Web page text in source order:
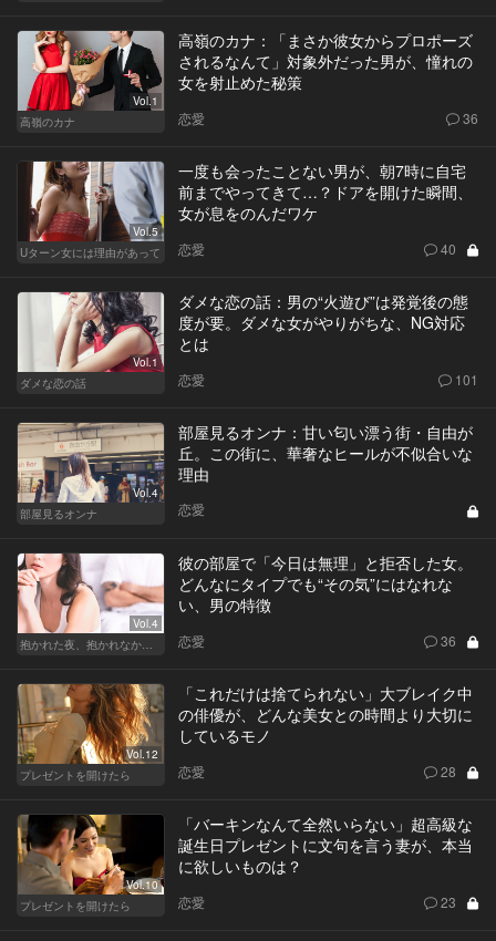
Vol.1
高嶺のカナ
高嶺のカナ：「まさか彼女からプロポーズ
されるなんて」対象外だった男が、憧れの
女を射止めた秘策
恋愛 36
Vol.5
Uターン女には理由があって
一度も会ったことない男が、朝7時に自宅
前までやってきて…？ドアを開けた瞬間、
女が息をのんだワケ
恋愛 40
Vol.1
ダメな恋の話
ダメな恋の話：男の“火遊び”は発覚後の態
度が要。ダメな女がやりがちな、NG対応
とは
恋愛 101
Vol.4
部屋見るオンナ
部屋見るオンナ：甘い匂い漂う街・自由が
丘。この街に、華奢なヒールが不似合いな
理由
恋愛
Vol.4
彼の部屋で「今日は無理」と拒否した女。
どんなにタイプでも“その気”にはなれな
い、男の特徴
恋愛 36
Vol.12
プレゼントを開けたら
「これだけは捨てられない」大ブレイク中
の俳優が、どんな美女との時間より大切に
しているモノ
恋愛 28
Vol.10
プレゼントを開けたら
「バーキンなんて全然いらない」超高級な
誕生日プレゼントに文句を言う妻が、本当
に欲しいものは？
恋愛 23